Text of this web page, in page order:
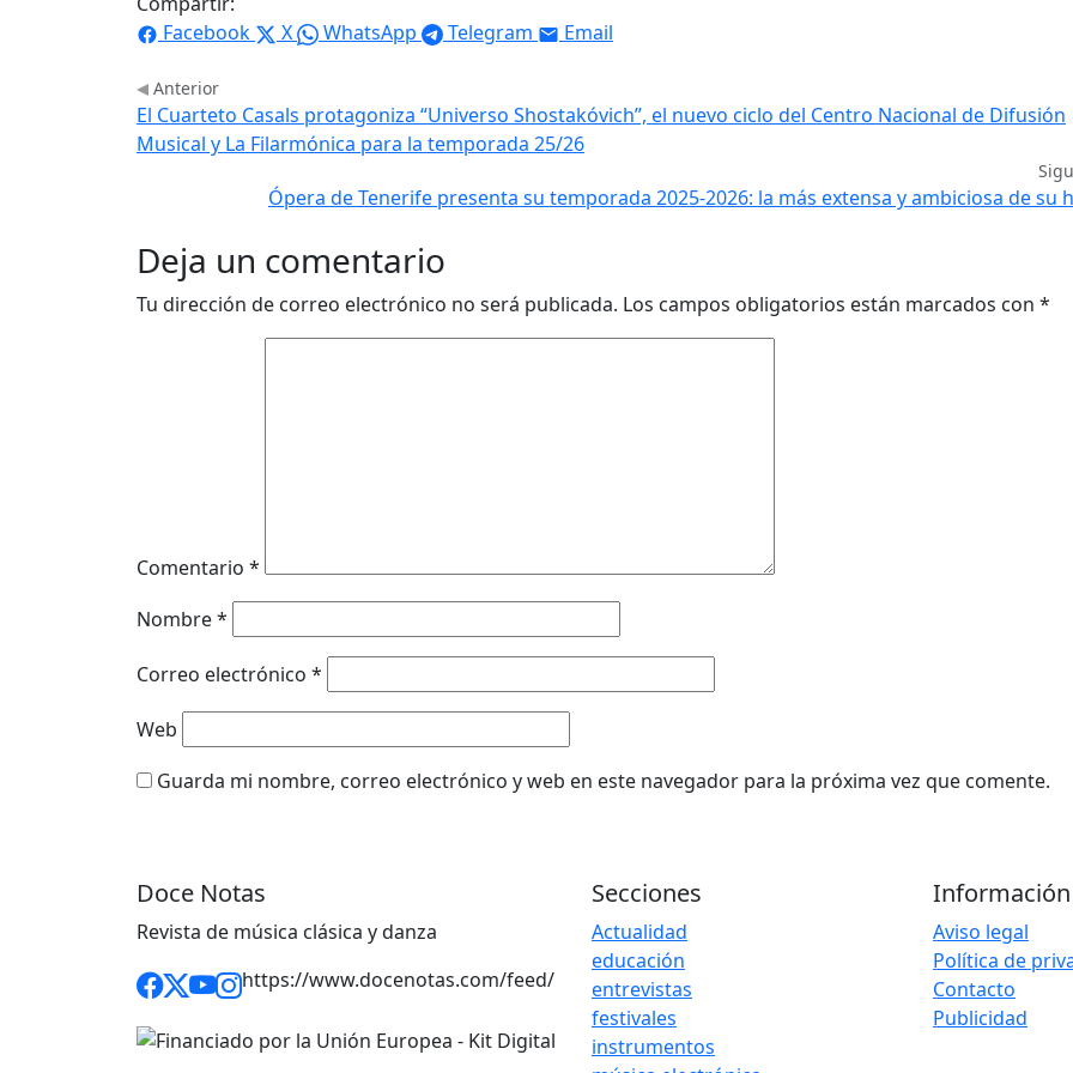
Facebook
X WhatsApp Telegram Email
Anterior
El Cuarteto Casals protagoniza “Universo Shostakóvich”, el nuevo ciclo del Centro Nacional de Difusión
Musical y La Filarmónica para la temporada 25/26
Ópera de Tenerife presenta su temporada 2025-2026: la más extensa y ambiciosa de su
Deja un comentario
Tu dirección de correo electrónico no será publicada. Los campos obligatorios están marcados con *
Comentario *
Nombre*
Correo electrónico *
Web
Guarda mi nombre, correo electrónico y web en este navegador para la próxima vez que comente.
Doce Notas
Revista de música clásica y danza
https://www.docenotas.com/feed/
Secciones
Actualidad
educación
entrevistas
festivales
instrumentos
Información
Aviso legal
Política de
Contacto
Publicidad